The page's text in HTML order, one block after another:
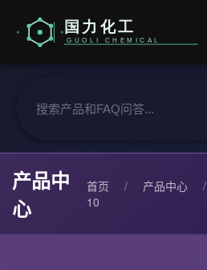
产品中
心
首页 / 产品中心 /
10